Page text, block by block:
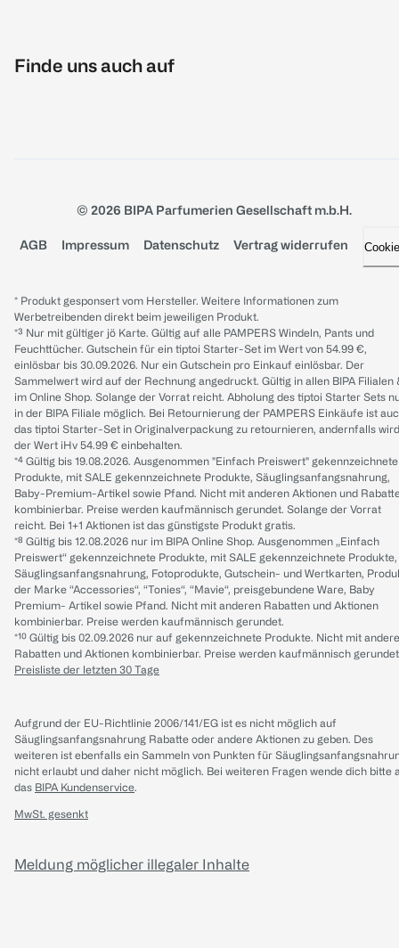
Finde uns auch auf
© 2026 BIPA Parfumerien Gesellschaft m.b.H.
AGB Impressum Datenschutz Vertrag widerrufen
* Produkt gesponsert vom Hersteller. Weitere Informationen zum
Werbetreibenden direkt beim jeweiligen Produkt.
*³ Nur mit gültiger jö Karte. Gültig auf alle PAMPERS Windeln, Pants und
Feuchttücher. Gutschein für ein tiptoi Starter-Set im Wert von 54.99 €,
einlösbar bis 30.09.2026. Nur ein Gutschein pro Einkauf einlösbar. Der
Sammelwert wird auf der Rechnung angedruckt. Gültig in allen BIPA Filialen
im Online Shop. Solange der Vorrat reicht. Abholung des tiptoi Starter Sets
in der BIPA Filiale möglich. Bei Retournierung der PAMPERS Einkäufe ist
das tiptoi Starter-Set in Originalverpackung zu retournieren, andernfalls wird
der Wert iHv 54.99 € einbehalten.
*⁴ Gültig bis 19.08.2026. Ausgenommen "Einfach Preiswert" gekennzeichnete
Produkte, mit SALE gekennzeichnete Produkte, Säuglingsanfangsnahrung,
Baby-Premium-Artikel sowie Pfand. Nicht mit anderen Aktionen und
kombinierbar. Preise werden kaufmännisch gerundet. Solange der Vorrat
reicht. Bei 1+1 Aktionen ist das günstigste Produkt gratis.
*⁸ Gültig bis 12.08.2026 nur im BIPA Online Shop. Ausgenommen „Einfach
Preiswert“ gekennzeichnete Produkte, mit SALE gekennzeichnete Produkte,
Säuglingsanfangsnahrung, Fotoprodukte, Gutschein- und Wertkarten,
der Marke “Accessories“, “Tonies“, “Mavie“, preisgebundene Ware, Baby
Premium- Artikel sowie Pfand. Nicht mit anderen Rabatten und Aktionen
kombinierbar. Preise werden kaufmännisch gerundet.
*¹⁰ Gültig bis 02.09.2026 nur auf gekennzeichnete Produkte. Nicht mit
Rabatten und Aktionen kombinierbar. Preise werden kaufmännisch
Preisliste der letzten 30 Tage
Aufgrund der EU-Richtlinie 2006/141/EG ist es nicht möglich auf
Säuglingsanfangsnahrung Rabatte oder andere Aktionen zu geben. Des
weiteren ist ebenfalls ein Sammeln von Punkten für
nicht erlaubt und daher nicht möglich. Bei weiteren Fragen wende dich bitte
das BIPA Kundenservice.
MwSt. gesenkt
Meldung möglicher illegaler Inhalte